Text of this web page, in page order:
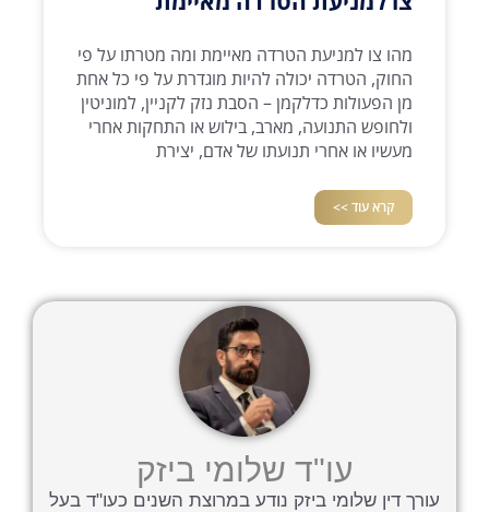
מהו צו למניעת הטרדה מאיימת ומה מטרתו על פי
החוק, הטרדה יכולה להיות מוגדרת על פי כל אחת
מן הפעולות כדלקמן – הסבת נזק לקניין, למוניטין
ולחופש התנועה, מארב, בילוש או התחקות אחרי
מעשיו או אחרי תנועתו של אדם, יצירת
קרא עוד >>
עו"ד שלומי ביזק
עורך דין שלומי ביזק נודע במרוצת השנים כעו"ד בעל